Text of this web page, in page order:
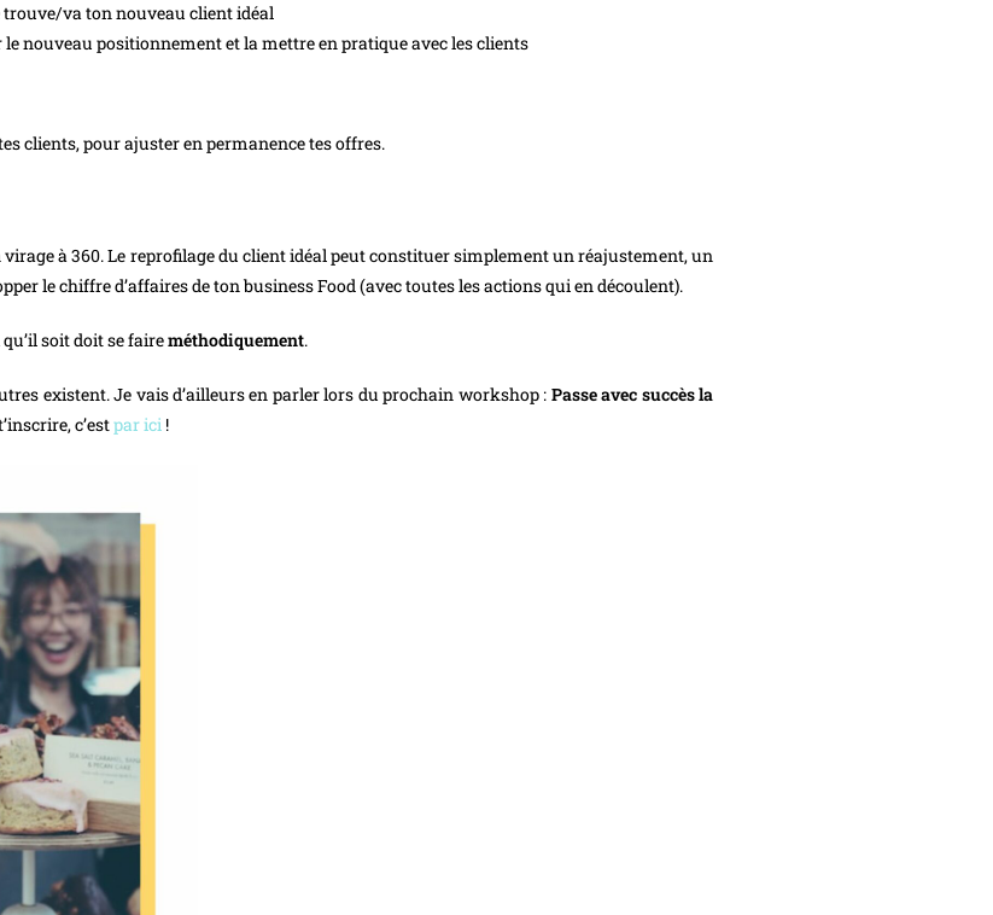
trouve/va ton nouveau client idéal
nouveau positionnement et la mettre en pratique avec les clients
clients, pour ajuster en permanence tes offres.
à 360. Le reprofilage du client idéal peut constituer simplement un réajustement, un
le chiffre d’affaires de ton business Food (avec toutes les actions qui en découlent).
soit doit se faireméthodiquement.
existent. Je vais d’ailleurs en parler lors du prochain workshop : Passe avec succès la
c’estpar ici !